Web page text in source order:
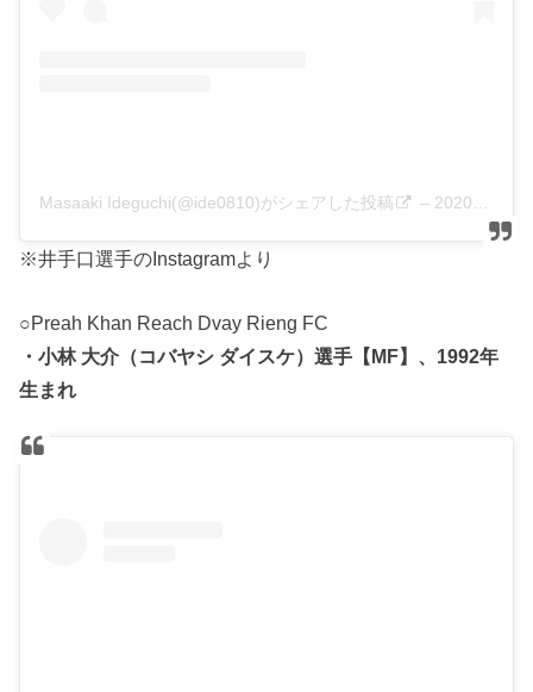
Masaaki Ideguchi(@ide0810)がシェアした投稿 – 2020年 1月月11日午前2時37分PST
※井手口選手のInstagramより
○Preah Khan Reach Dvay Rieng FC
・小林 大介（コバヤシ ダイスケ）選手【MF】、1992年
生まれ